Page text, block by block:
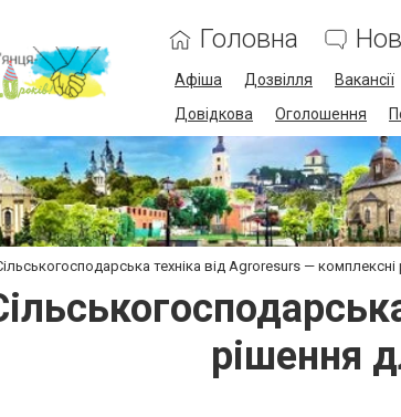
Головна
Афіша Дозвілля Вакансії
Довідкова
Оголошення
техніка від Agroresurs —
рішення